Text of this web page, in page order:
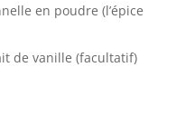
en poudre (l’épice
de vanille (facultatif)